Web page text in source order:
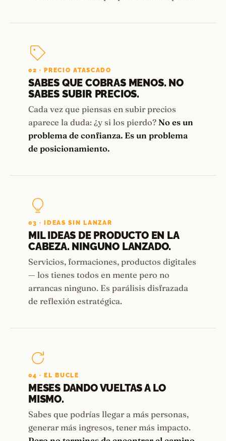
02 · PRECIO ATASCADO
SABES QUE COBRAS MENOS. NO
SABES SUBIR PRECIOS.
Cada vez que piensas en subir precios
aparece la duda: ¿y si los pierdo? No es un
problema de confianza. Es un problema
de posicionamiento.
03 · IDEAS SIN LANZAR
MIL IDEAS DE PRODUCTO EN LA
CABEZA. NINGUNO LANZADO.
Servicios, formaciones, productos digitales
— los tienes todos en mente pero no
arrancas ninguno. Es parálisis disfrazada
de reflexión estratégica.
04 · EL BUCLE
MESES DANDO VUELTAS A LO
MISMO.
Sabes que podrías llegar a más personas,
generar más ingresos, tener más impacto.